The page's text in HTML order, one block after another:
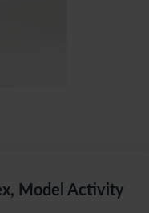
Model Activity